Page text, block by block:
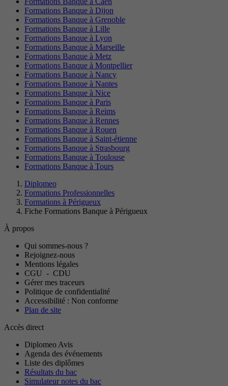
Formations Banque à Dijon
Formations Banque à Grenoble
Formations Banque à Lille
Formations Banque à Lyon
Formations Banque à Marseille
Formations Banque à Metz
Formations Banque à Montpellier
Formations Banque à Nancy
Formations Banque à Nantes
Formations Banque à Nice
Formations Banque à Paris
Formations Banque à Reims
Formations Banque à Rennes
Formations Banque à Rouen
Formations Banque à Saint-étienne
Formations Banque à Strasbourg
Formations Banque à Toulouse
Formations Banque à Tours
Diplomeo
Formations Professionnelles
Formations à Périgueux
Fiche Formations Banque à Périgueux
À propos
Qui sommes-nous ?
Rejoignez-nous
Mentions légales
CGU - CDU
Gérer mes traceurs
Politique de confidentialité
Accessibilité : Non conforme
Plan de site
Accès direct
Diplomeo Avis
Agenda des événements
Liste des diplômes
Résultats du bac
Simulateur notes du bac